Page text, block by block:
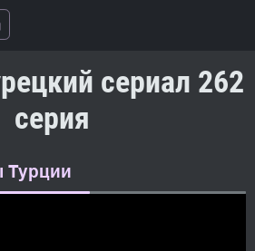
сериал 262
серия
Турции